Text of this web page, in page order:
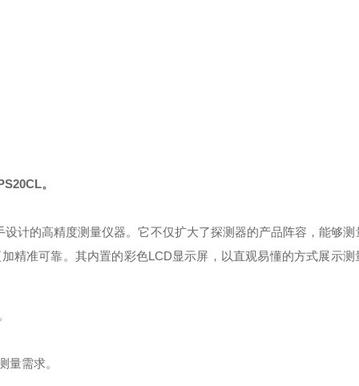
。
计的高精度测量仪器。它不仅扩大了探测器的产品阵容，能够测
精准可靠。其内置的彩色LCD显示屏，以直观易懂的方式展示测
量需求。